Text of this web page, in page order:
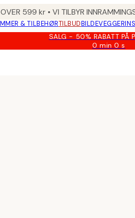
599 kr • VI TILBYR
& TILBEHØRTILBUDBILDEVEGGER
SALG - 50% RABATT PÅ
0 min0 s
Gyldig